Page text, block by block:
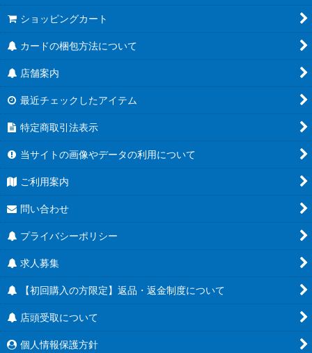
ショッピングカート
カードの梱包方法について
店舗案内
最近チェックしたアイテム
特定商取引法表示
当サイトの画像やデータの利用について
ご利用案内
問い合わせ
プライバシーポリシー
求人募集
【初回購入の方限定】返品・返金制度について
店頭受取について
個人情報保護方針